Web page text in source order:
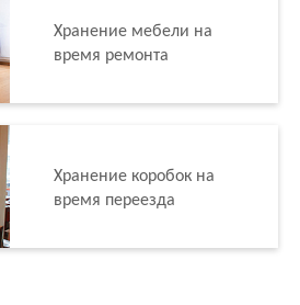
Хранение мебели на
время ремонта
Хранение коробок на
время переезда